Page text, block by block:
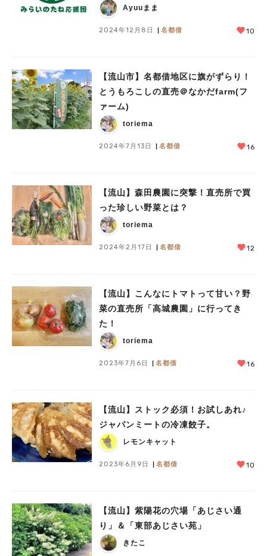
できることを〜密着取材vol.1
Ayuuまま
2024年12月8日 名都借 10
【流山市】名都借地区に旗がずらり！
とうもろこしの直売＠なかだfarm(フ
ァーム)
toriema
2024年7月13日 名都借 16
【流山】森田農園に突撃！直売所で買
った珍しい野菜とは？
toriema
2024年2月17日 名都借 12
【流山】こんなにトマトって甘い？野
菜の直売所「高城農園」に行ってき
た！
toriema
2023年7月6日 名都借 16
【流山】ストック必須！お試しあれ♪
ジャパンミートの冷凍餃子。
レモンキャット
2023年6月9日 名都借 10
【流山】紫陽花の穴場「あじさい通
り」＆「東部あじさい苑」
きたこ